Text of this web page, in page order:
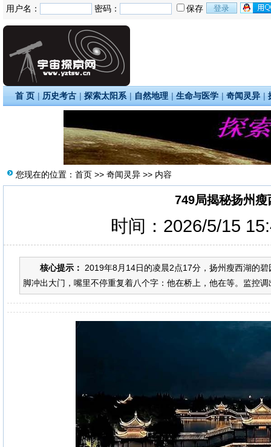
用户名： 密码： 保存
首 页 | 历史考古 | 探索太阳系 | 自然地理 | 生命与医学 | 奇闻灵异 |
您现在的位置： 首页 >> 奇闻灵异 >> 内容
749局揭秘扬州
时间：2026/5/15
核心提示：
2019年8月14日的凌晨2点17分，扬州瘦西湖的
脚冲出大门，嘴里不停重复着八个字：他在桥上，他在等。监控